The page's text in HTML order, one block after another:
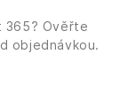
365? Ověřte
objednávkou.